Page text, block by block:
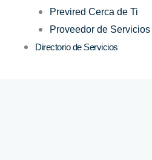
Previred Cerca de Ti
Proveedor de Servicios
Directorio de Servicios